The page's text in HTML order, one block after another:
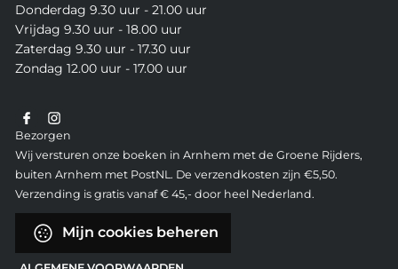
Donderdag 9.30 uur - 21.00 uur
Vrijdag 9.30 uur - 18.00 uur
Zaterdag 9.30 uur - 17.30 uur
Zondag 12.00 uur - 17.00 uur
Bezorgen
Wij versturen onze boeken in Arnhem met de Groene Rijders,
buiten Arnhem met PostNL. De verzendkosten zijn €5,50.
Verzending is gratis vanaf € 45,- door heel Nederland.
Mijn cookies beheren